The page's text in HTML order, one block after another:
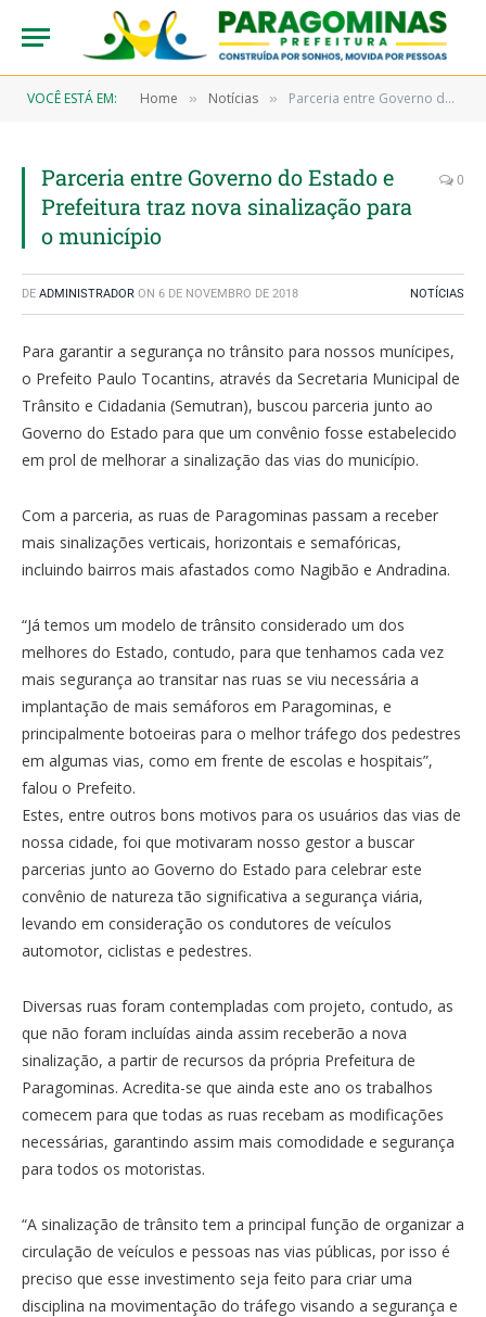
VOCÊ ESTÁ EM: Home » Notícias » Parceria entre Governo do Estado e Prefeitura traz nova sinalização para o município
Parceria entre Governo do Estado e
Prefeitura traz nova sinalização para
o município
0
DE ADMINISTRADOR ON 6 DE NOVEMBRO DE 2018 NOTÍCIAS
Para garantir a segurança no trânsito para nossos munícipes,
o Prefeito Paulo Tocantins, através da Secretaria Municipal de
Trânsito e Cidadania (Semutran), buscou parceria junto ao
Governo do Estado para que um convênio fosse estabelecido
em prol de melhorar a sinalização das vias do município.
Com a parceria, as ruas de Paragominas passam a receber
mais sinalizações verticais, horizontais e semafóricas,
incluindo bairros mais afastados como Nagibão e Andradina.
“Já temos um modelo de trânsito considerado um dos
melhores do Estado, contudo, para que tenhamos cada vez
mais segurança ao transitar nas ruas se viu necessária a
implantação de mais semáforos em Paragominas, e
principalmente botoeiras para o melhor tráfego dos pedestres
em algumas vias, como em frente de escolas e hospitais”,
falou o Prefeito.
Estes, entre outros bons motivos para os usuários das vias de
nossa cidade, foi que motivaram nosso gestor a buscar
parcerias junto ao Governo do Estado para celebrar este
convênio de natureza tão significativa a segurança viária,
levando em consideração os condutores de veículos
automotor, ciclistas e pedestres.
Diversas ruas foram contempladas com projeto, contudo, as
que não foram incluídas ainda assim receberão a nova
sinalização, a partir de recursos da própria Prefeitura de
Paragominas. Acredita-se que ainda este ano os trabalhos
comecem para que todas as ruas recebam as modificações
necessárias, garantindo assim mais comodidade e segurança
para todos os motoristas.
“A sinalização de trânsito tem a principal função de organizar a
circulação de veículos e pessoas nas vias públicas, por isso é
preciso que esse investimento seja feito para criar uma
disciplina na movimentação do tráfego visando a segurança e